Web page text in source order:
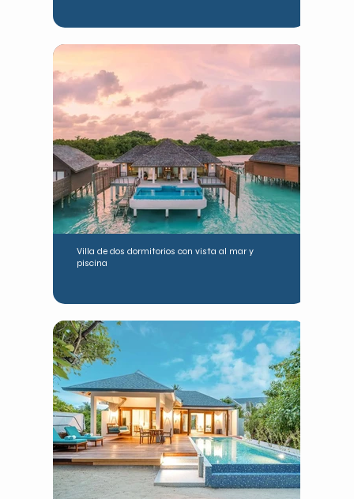
Villa de dos dormitorios con vista al mar y
piscina